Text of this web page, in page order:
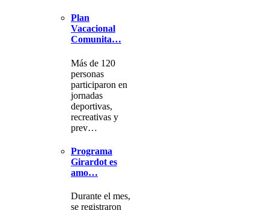
Plan
Vacacional
Comunita…
Más de 120
personas
participaron en
jornadas
deportivas,
recreativas y
prev…
Programa
Girardot es
amo…
Durante el mes,
se registraron